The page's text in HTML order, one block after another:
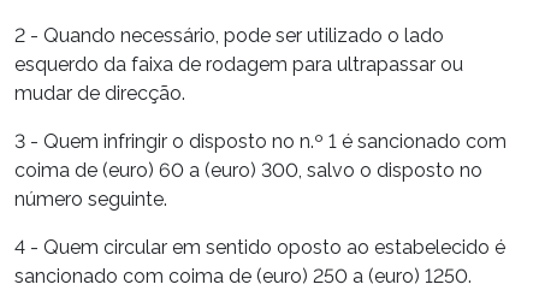
2 - Quando necessário, pode ser utilizado o lado
esquerdo da faixa de rodagem para ultrapassar ou
mudar de direcção.
3 - Quem infringir o disposto no n.º 1 é sancionado com
coima de (euro) 60 a (euro) 300, salvo o disposto no
número seguinte.
4 - Quem circular em sentido oposto ao estabelecido é
sancionado com coima de (euro) 250 a (euro) 1250.